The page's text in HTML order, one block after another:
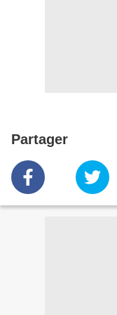
Partager